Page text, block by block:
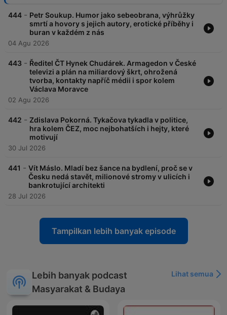
444 - Petr Soukup. Humor jako sebeobrana, výhrůžky
smrtí a hovory s jejich autory, erotické příběhy i
buran v každém z nás
04 Agu 2026
443 - Ředitel ČT Hynek Chudárek. Armagedon v České
televizi a plán na miliardový škrt, ohrožená
tvorba, kontakty napříč médii i spor kolem
Václava Moravce
02 Agu 2026
442 - Zdislava Pokorná. Tykačova tykadla v politice,
hra kolem ČEZ, moc nejbohatších i hejty, které
motivují
30 Jul 2026
441 - Vít Máslo. Mladí bez šance na bydlení, proč se v
Česku nedá stavět, milionové stromy v ulicích i
bankrotující architekti
28 Jul 2026
Tampilkan lebih banyak episode
Lebih banyak podcast
Masyarakat & Budaya
Lihat semua